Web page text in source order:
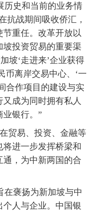
史和当前的业务情
抗战期间吸收侨汇，
重任。改革开放以
坡投资贸易的重要渠
坡‘走进来’企业获得
币离岸交易中心、‘一
合作项目的建设与实
成为同时拥有私人
银行。”
贸易、投资、金融等
进一步发挥桥梁和
，为中新两国的合
褒扬为新加坡与中
人与企业。中国银